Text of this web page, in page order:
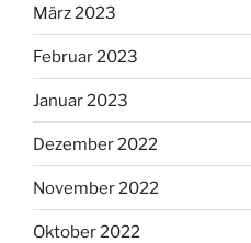
März 2023
Februar 2023
Januar 2023
Dezember 2022
November 2022
Oktober 2022